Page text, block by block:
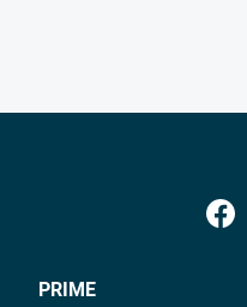
PRIME